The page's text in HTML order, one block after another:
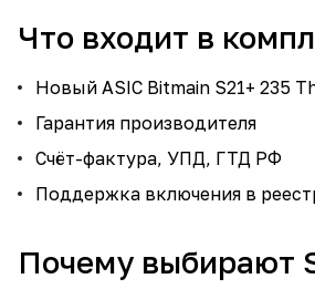
Что входит в
Новый ASIC Bitmain S21+ 235
Гарантия производителя
Счёт-фактура, УПД, ГТД РФ
Поддержка включения в
Почему выбирают